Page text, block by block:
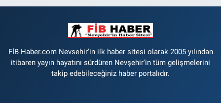
FİB Haber.com Nevsehir'in ilk haber sitesi olarak 2005 yılından
itibaren yayın hayatını sürdüren Nevşehir'in tüm gelişmelerini
takip edebileceğiniz haber portalıdır.